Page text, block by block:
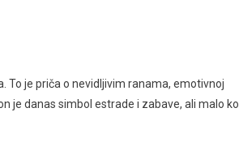
To je priča o nevidljivim ranama, emotivnoj
je danas simbol estrade i zabave, ali malo ko